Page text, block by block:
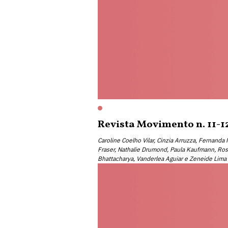
Revista Movimento n. 11-
Caroline Coelho Vilar, Cinzia Arruzza,
Fraser, Nathalie Drumond, Paula Kaufmann,
Bhattacharya, Vanderlea Aguiar e Zeneide Lima